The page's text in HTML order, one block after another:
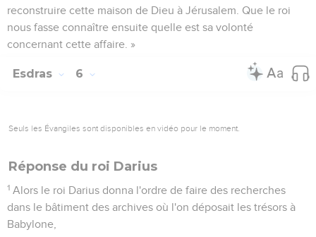
reconstruire cette maison de Dieu à Jérusalem. Que le roi
nous fasse connaître ensuite quelle est sa volonté
concernant cette affaire. »
Esdras 6
Seuls les Évangiles sont disponibles en vidéo pour le moment.
Réponse du roi Darius
1 Alors le roi Darius donna l'ordre de faire des recherches
dans le bâtiment des archives où l'on déposait les trésors à
Babylone,